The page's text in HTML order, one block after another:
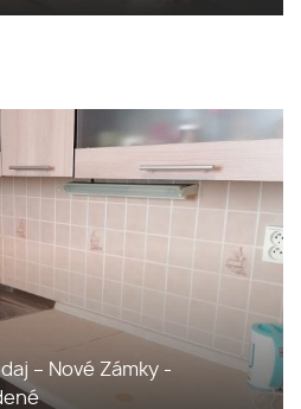
– Nové Zámky -